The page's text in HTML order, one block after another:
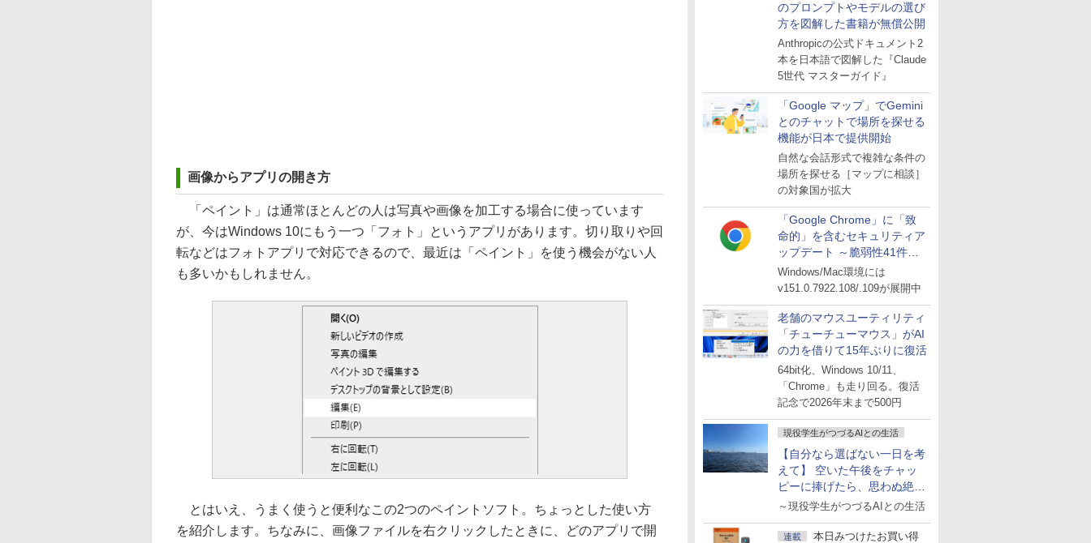
のプロンプトやモデルの選び
方を図解した書籍が無償公開
Anthropicの公式ドキュメント2
本を日本語で図解した『Claude
5世代 マスターガイド』
「Google マップ」でGemini
とのチャットで場所を探せる
機能が日本で提供開始
自然な会話形式で複雑な条件の
場所を探せる［マップに相談］
の対象国が拡大
「Google Chrome」に「致
命的」を含むセキュリティア
ップデート ～脆弱性41件に
対処
Windows/Mac環境には
v151.0.7922.108/.109が展開中
老舗のマウスユーティリティ
「チューチューマウス」がAI
の力を借りて15年ぶりに復活
64bit化、Windows 10/11、
「Chrome」も走り回る。復活
記念で2026年末まで500円
現役学生がつづるAIとの生活
【自分なら選ばない一日を考
えて】 空いた午後をチャッ
ピーに捧げたら、思わぬ絶景
に出会った話
～現役学生がつづるAIとの生活
連載
本日みつけたお買い得
画像からアプリの開き方
「ペイント」は通常ほとんどの人は写真や画像を加工する場合に使っています
が、今はWindows 10にもう一つ「フォト」というアプリがあります。切り取りや回
転などはフォトアプリで対応できるので、最近は「ペイント」を使う機会がない人
も多いかもしれません。
とはいえ、うまく使うと便利なこの2つのペイントソフト。ちょっとした使い方
を紹介します。ちなみに、画像ファイルを右クリックしたときに、どのアプリで開